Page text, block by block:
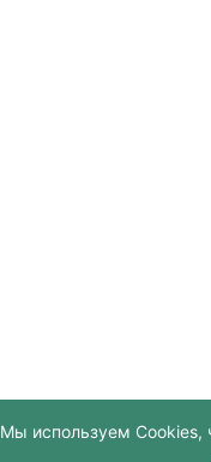
Мы используем Cookies,